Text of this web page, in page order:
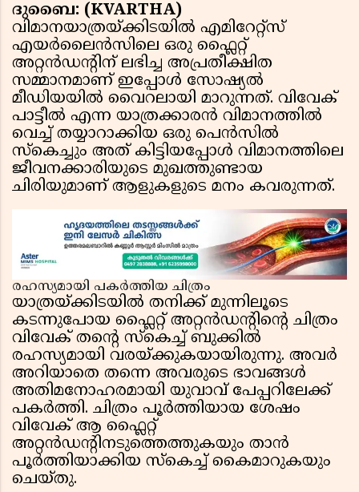
ദുബൈ: (KVARTHA)
വിമാനയാത്രയ്ക്കിടയിൽ എമിറേറ്റ്സ്
എയർലൈൻസിലെ ഒരു ഫ്ലൈറ്റ്
അറ്റൻഡന്റിന് ലഭിച്ച അപ്രതീക്ഷിത
സമ്മാനമാണ് ഇപ്പോൾ സോഷ്യൽ
മീഡിയയിൽ വൈറലായി മാറുന്നത്. വിവേക്
പാട്ടീൽ എന്ന യാത്രക്കാരൻ വിമാനത്തിൽ
വെച്ച് തയ്യാറാക്കിയ ഒരു പെൻസിൽ
സ്കെച്ചും അത് കിട്ടിയപ്പോൾ വിമാനത്തിലെ
ജീവനക്കാരിയുടെ മുഖത്തുണ്ടായ
ചിരിയുമാണ് ആളുകളുടെ മനം കവരുന്നത്.
രഹസ്യമായി പകർത്തിയ ചിത്രം
യാത്രയ്ക്കിടയിൽ തനിക്ക് മുന്നിലൂടെ
കടന്നുപോയ ഫ്ലൈറ്റ് അറ്റൻഡന്റിന്റെ ചിത്രം
വിവേക് തന്റെ സ്കെച്ച് ബുക്കിൽ
രഹസ്യമായി വരയ്ക്കുകയായിരുന്നു. അവർ
അറിയാതെ തന്നെ അവരുടെ ഭാവങ്ങൾ
അതിമനോഹരമായി യുവാവ് പേപ്പറിലേക്ക്
പകർത്തി. ചിത്രം പൂർത്തിയായ ശേഷം
വിവേക് ആ ഫ്ലൈറ്റ്
അറ്റൻഡന്റിനടുത്തെത്തുകയും താൻ
പൂർത്തിയാക്കിയ സ്കെച്ച് കൈമാറുകയും
ചെയ്തു.